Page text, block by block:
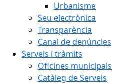
Urbanisme
Seu electrònica
Transparència
Canal de denúncies
Serveis i tràmits
Oficines municipals
Catàleg de Serveis